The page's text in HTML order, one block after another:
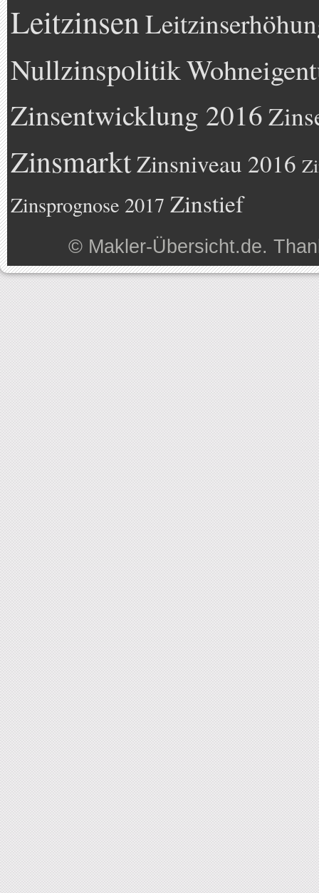
Leitzinsen
Nullzinspolitik
Zinsentwicklung 2016
ZinsmarktZinsniveau 2016
Zinsprognose 2017 Zinstief
© Makler-Übersicht.de.